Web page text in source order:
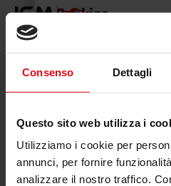
Consenso Dettagli
Questo sito web utilizza i
Utilizziamo i cookie per
annunci, per fornire
analizzare il nostro traffico.
Cookies